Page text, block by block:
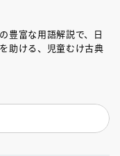
豊富な用語解説で、日
助ける、児童むけ古典